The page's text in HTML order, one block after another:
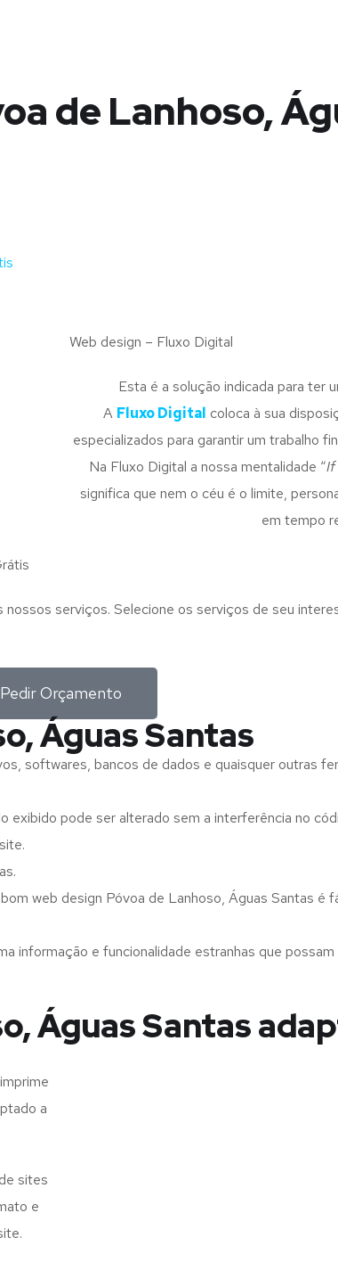
de Lanhoso,
Web design – Fluxo Digital
Esta é a solução indicada para ter
A Fluxo Digital coloca à sua
especializados para garantir um trabalho
Na Fluxo Digital a nossa mentalidade “If
significa que nem o céu é o limite,
em tempo
serviços. Selecione os serviços de seu
Pedir Orçamento
Águas Santas
softwares, bancos de dados e quaisquer outras
exibido pode ser alterado sem a interferência no
web design Póvoa de Lanhoso, Águas Santas é
informação e funcionalidade estranhas que
Águas Santas
a
sites
e